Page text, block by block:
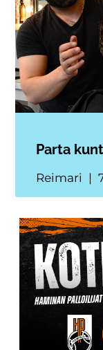
Parta
Reimari